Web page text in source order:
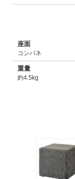
座面
コンパネ
重量
約4.5kg